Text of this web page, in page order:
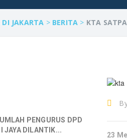
JAKARTA > BERITA > KTA
23
PENGURUS DPD
JAYA DILANTIK...